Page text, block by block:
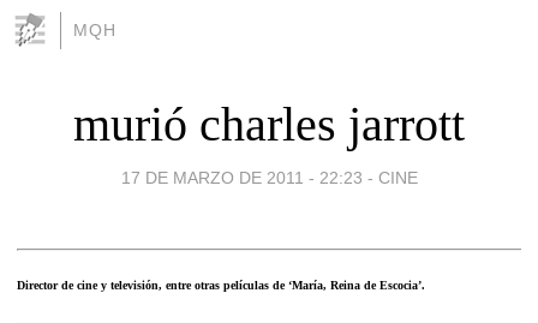
MQH
murió charles jarrott
17 DE MARZO DE 2011 - 22:23 - CINE
Director de cine y televisión, entre otras películas de ‘María, Reina de Escocia’.